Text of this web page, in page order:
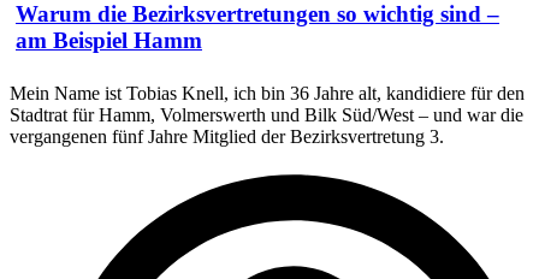
Warum die Bezirksvertretungen so wichtig sind –
am Beispiel Hamm
Mein Name ist Tobias Knell, ich bin 36 Jahre alt, kandidiere für den
Stadtrat für Hamm, Volmerswerth und Bilk Süd/West – und war die
vergangenen fünf Jahre Mitglied der Bezirksvertretung 3.